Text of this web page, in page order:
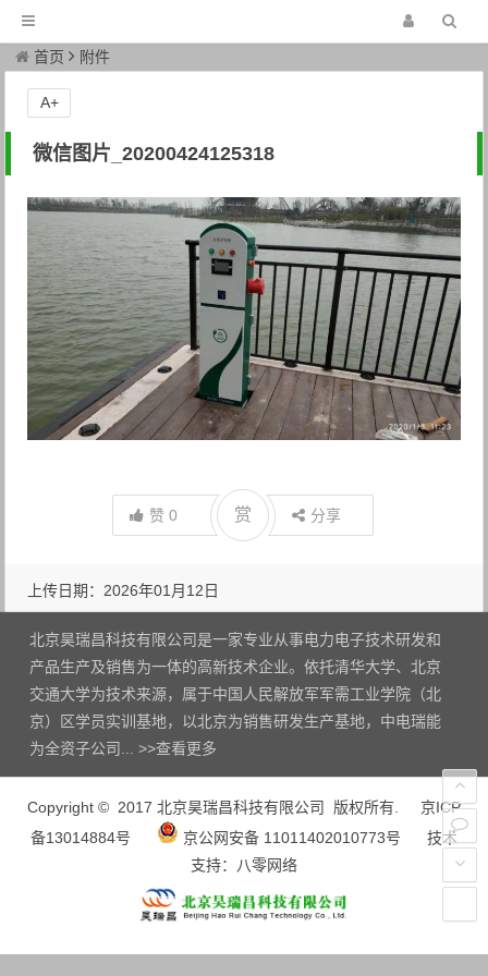
首页 附件
微信图片_20200424125318
赞 0 赏 分享
A+
上传日期：2026年01月12日
北京昊瑞昌科技有限公司是一家专业从事电力电子技术研发和
产品生产及销售为一体的高新技术企业。依托清华大学、北京
交通大学为技术来源，属于中国人民解放军军需工业学院（北
京）区学员实训基地，以北京为销售研发生产基地，中电瑞能
为全资子公司... >>查看更多
Copyright © 2017 北京昊瑞昌科技有限公司 版权所有. 京ICP
备13014884号
京公网安备 11011402010773号 技术
支持： 八零网络